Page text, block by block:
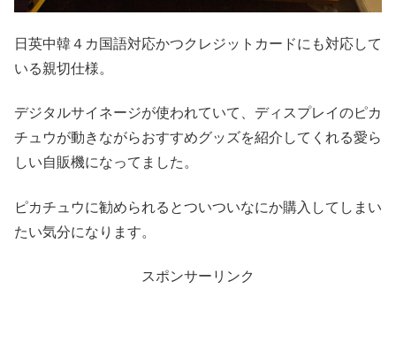
日英中韓４カ国語対応かつクレジットカードにも対応して
いる親切仕様。
デジタルサイネージが使われていて、ディスプレイのピカ
チュウが動きながらおすすめグッズを紹介してくれる愛ら
しい自販機になってました。
ピカチュウに勧められるとついついなにか購入してしまい
たい気分になります。
スポンサーリンク